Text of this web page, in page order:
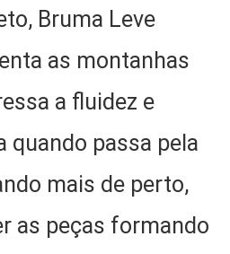
Bruma Leve
as montanhas
a fluidez e
quando passa pela
mais de perto,
as peças formando